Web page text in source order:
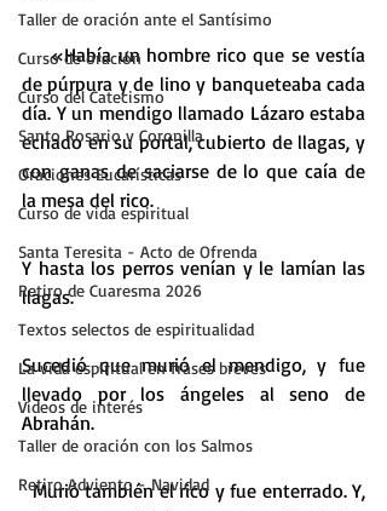
Taller de oración ante el Santísimo
Curso de oración
Curso del Catecismo
Santo Rosario y Coronilla
Oraciones Eucarísticas
Curso de vida espiritual
Santa Teresita - Acto de Ofrenda
Retiro de Cuaresma 2026
Textos selectos de espiritualidad
La vida espiritual en frases breves
Vídeos de interés
Taller de oración con los Salmos
Retiro Adviento - Navidad
«Había un hombre rico que se vestía
de púrpura y de lino y banqueteaba cada
día. Y un mendigo llamado Lázaro estaba
echado en su portal, cubierto de llagas, y
con ganas de saciarse de lo que caía de
la mesa del rico.
Y hasta los perros venían y le lamían las
llagas.
Sucedió que murió el mendigo, y fue
llevado por los ángeles al seno de
Abrahán.
  Murió también el rico y fue enterrado. Y,